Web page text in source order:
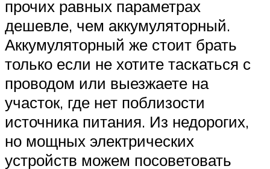
прочих равных параметрах
дешевле, чем аккумуляторный.
Аккумуляторный же стоит брать
только если не хотите таскаться с
проводом или выезжаете на
участок, где нет поблизости
источника питания. Из недорогих,
но мощных электрических
устройств можем посоветовать